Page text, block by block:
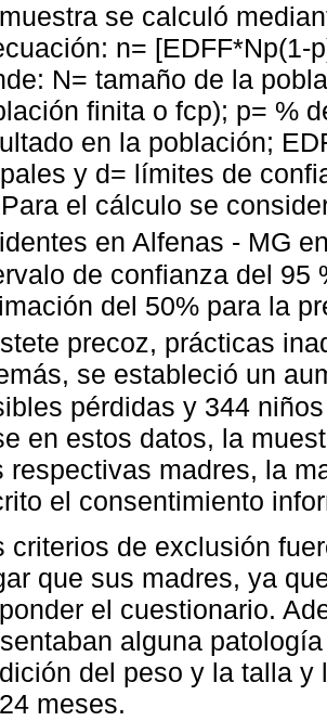
se calculó
n= [EDFF*Np(1-
N= tamaño de la
finita o fcp); p= %
en la población;
y d= límites de
el cálculo se
en Alfenas - MG
de confianza del 95
del 50% para la
precoz, prácticas
se estableció un
pérdidas y 344
en estos datos, la
respectivas madres, la
el consentimiento
criterios de exclusión
que sus madres, ya
el cuestionario.
alguna
del peso y la talla
meses.